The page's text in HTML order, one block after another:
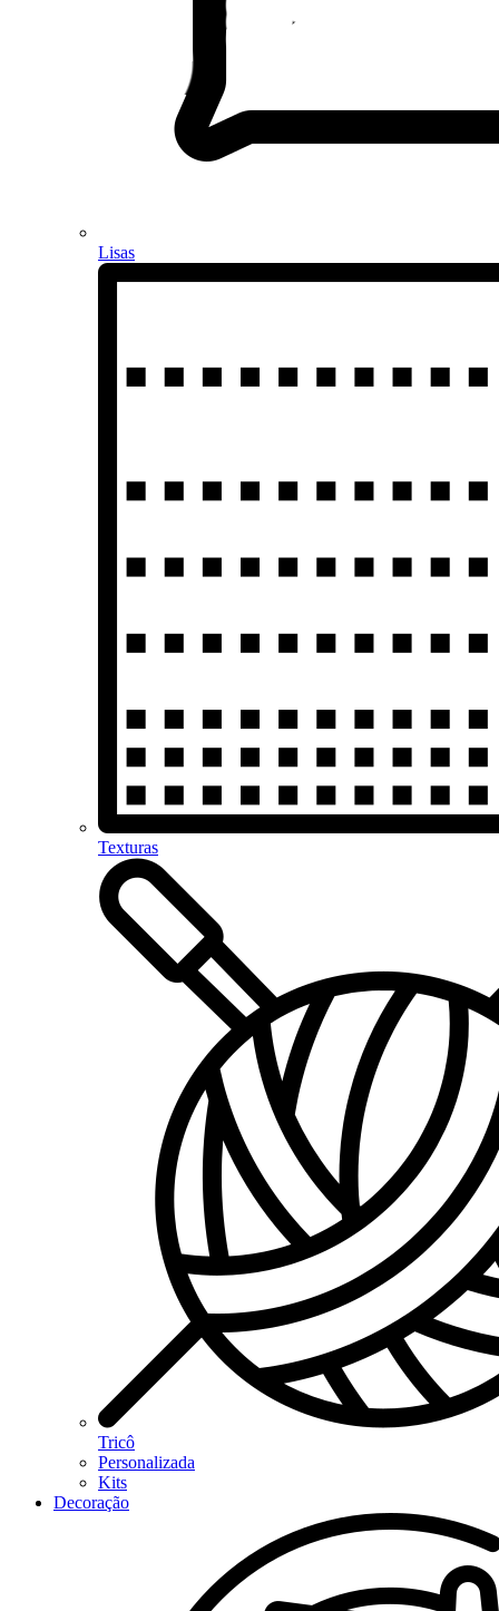
Lisas
Texturas
Tricô
Personalizada
Kits
Decoração